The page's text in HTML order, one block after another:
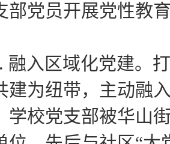
部党员开展党性教
融入区域化党建。
建为纽带，主动融
学校党支部被华山